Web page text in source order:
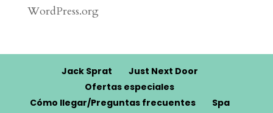
WordPress.org
Jack Sprat
Just Next Door
Ofertas especiales
Cómo llegar/Preguntas frecuentes
Spa